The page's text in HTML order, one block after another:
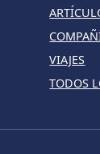
VIAJES
TODOS